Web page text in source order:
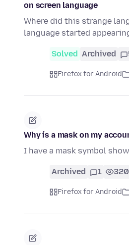
on screen language
Where did this strange
language started
Solved Archived
Firefox for Android
Why ís a mask on my
I have a mask symbol
Archived 1 320
Firefox for Android